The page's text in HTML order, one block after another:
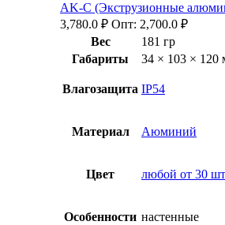
AK-C (Экструзионные
3,780.0 ₽ Опт: 2,700.0 ₽
Вес
181 гр
Габариты
34 × 103 × 120
Влагозащита IP54
Материал Аюминий
Цвет любой от 30
Особенности настенные